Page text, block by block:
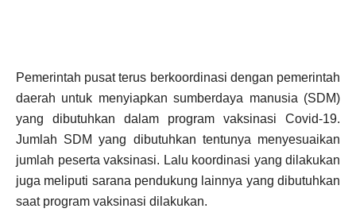
Pemerintah pusat terus berkoordinasi dengan pemerintah
daerah untuk menyiapkan sumberdaya manusia (SDM)
yang dibutuhkan dalam program vaksinasi Covid-19.
Jumlah SDM yang dibutuhkan tentunya menyesuaikan
jumlah peserta vaksinasi. Lalu koordinasi yang dilakukan
juga meliputi sarana pendukung lainnya yang dibutuhkan
saat program vaksinasi dilakukan.